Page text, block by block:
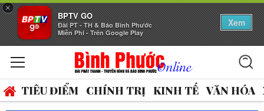
×
BPTV GO
Đài PT - TH & Báo Bình Phước
Miễn Phí - Trên Google Play
Xem
TIÊU ĐIỂM CHÍNH TRỊ KINH TẾ VĂN HÓA